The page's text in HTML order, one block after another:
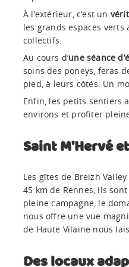
À l’extérieur, c’est un
les grands espaces
collectifs.
Au cours d’une séance
soins des poneys, feras
pied, à leurs côtés. Un
Enfin, les petits sentiers
environs et profiter
Saint M'Hervé
Les gîtes de Breizh
45 km de Rennes, ils
pleine campagne, le
nous offre une vue
de Haute Vilaine nous
Des locaux